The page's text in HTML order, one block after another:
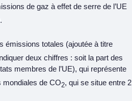
de gaz à effet de serre de l’UE
émissions totales (ajoutée à titre
deux chiffres : soit la part des
membres de l’UE), qui représente
mondiales de CO2, qui se situe entre 2